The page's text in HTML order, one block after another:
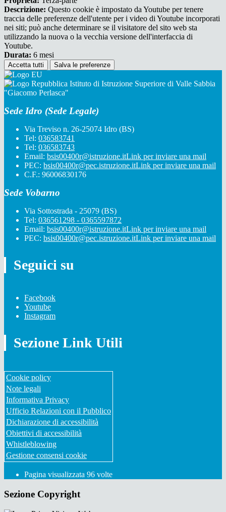
Descrizione: Questo cookie è impostato da Youtube per tenere
traccia delle preferenze dell'utente per i video di Youtube incorporati
nei siti; può anche determinare se il visitatore del sito web sta
utilizzando la nuova o la vecchia versione dell'interfaccia di
Youtube.
Durata: 6 mesi
Accetta tutti Salva le preferenze
Istituto di Istruzione Superiore di Valle Sabbia
"Giacomo Perlasca"
Sede Idro (Sede Legale)
Via Treviso n. 26-25074 Idro (BS)
Tel: 036583741
Tel: 036583743
Email: bsis00400r@istruzione.itLink per inviare una mail
PEC: bsis00400r@pec.istruzione.itLink per inviare una mail
C.F.: 96006830176
Sede Vobarno
Via Sottostrada - 25079 (BS)
Tel: 036561298 - 0365597872
Email: bsis00400r@istruzione.itLink per inviare una mail
PEC: bsis00400r@pec.istruzione.itLink per inviare una mail
Seguici su
Facebook
Youtube
Instagram
Sezione Link Utili
Cookie policy
Note legali
Informativa Privacy
Ufficio Relazioni con il Pubblico
Dichiarazione di accessibilità
Obiettivi di accessibilità
Whistleblowing
Gestione consensi cookie
Pagina visualizzata 96 volte
Sezione Copyright